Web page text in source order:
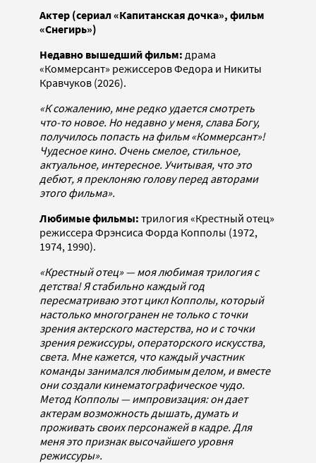
Актер (сериал «Капитанская дочка», фильм
«Снегирь»)
Недавно вышедший фильм: драма
«Коммерсант» режиссеров Федора и Никиты
Кравчуков (2026).
«К сожалению, мне редко удается смотреть
что-то новое. Но недавно у меня, слава Богу,
получилось попасть на фильм «Коммерсант»!
Чудесное кино. Очень смелое, стильное,
актуальное, интересное. Учитывая, что это
дебют, я преклоняю голову перед авторами
этого фильма».
Любимые фильмы: трилогия «Крестный отец»
режиссера Фрэнсиса Форда Копполы (1972,
1974, 1990).
«Крестный отец» — моя любимая трилогия с
детства! Я стабильно каждый год
пересматриваю этот цикл Копполы, который
настолько многогранен не только с точки
зрения актерского мастерства, но и с точки
зрения режиссуры, операторского искусства,
света. Мне кажется, что каждый участник
команды занимался любимым делом, и вместе
они создали кинематографическое чудо.
Метод Копполы — импровизация: он дает
актерам возможность дышать, думать и
проживать своих персонажей в кадре. Для
меня это признак высочайшего уровня
режиссуры».